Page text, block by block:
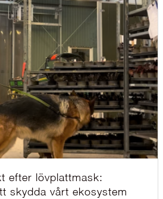
efter lövplattmask:
skydda vårt ekosystem